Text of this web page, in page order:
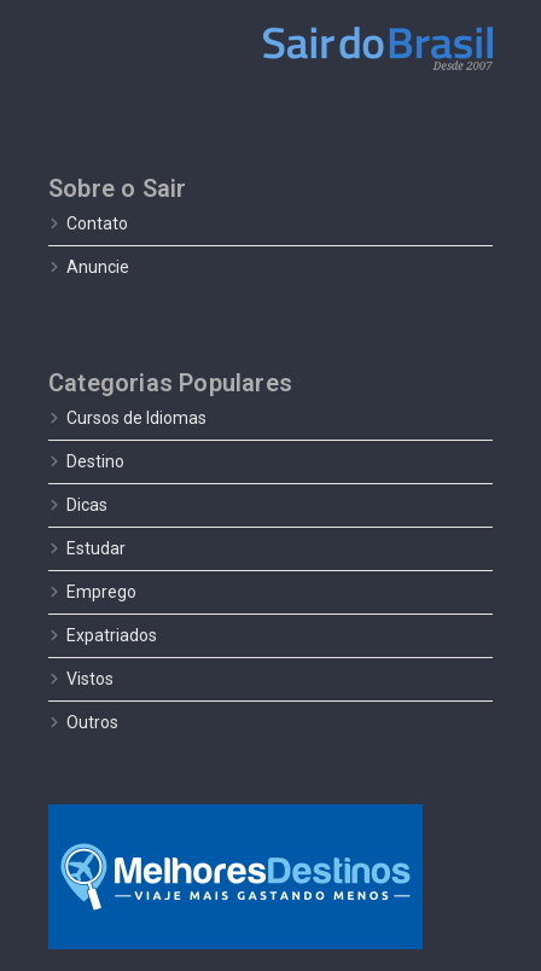
Sobre o Sair
Contato
Anuncie
Categorias Populares
Cursos de Idiomas
Destino
Dicas
Estudar
Emprego
Expatriados
Vistos
Outros